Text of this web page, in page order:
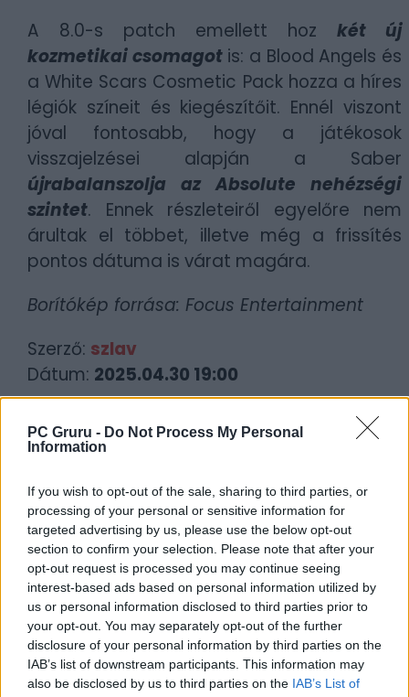
PC Gruru - Do Not Process My Personal
Information
If you wish to opt-out of the sale, sharing to third parties, or
processing of your personal or sensitive information for
targeted advertising by us, please use the below opt-out
section to confirm your selection. Please note that after your
opt-out request is processed you may continue seeing
interest-based ads based on personal information utilized by
us or personal information disclosed to third parties prior to
your opt-out. You may separately opt-out of the further
disclosure of your personal information by third parties on the
IAB’s list of downstream participants. This information may
also be disclosed by us to third parties on the IAB’s List of
A 8.0-s patch emellett hoz két új
kozmetikai csomagotis: a Blood Angels és
a White Scars Cosmetic Pack hozza a híres
légiók színeit és kiegészítőit. Ennél viszont
jóval fontosabb, hogy a játékosok
visszajelzései alapján a Saber
újrabalanszolja az Absolute nehézségi
szintet. Ennek részleteiről egyelőre nem
árultak el többet, illetve még a frissítés
pontos dátuma is várat magára.
Borítókép forrása: Focus Entertainment
Szerző: szlav
Dátum: 2025.04.30 19:00
Csapd be az AI-t! Állítsd be itt, hogy a PC
Guru tartalmairól véletlenül se maradj le
KAPCSOLÓDÓ HÍREK
Hivatalos: Készül a Warhammer 40K:
Space Marine 3
Még sokáig nem kap járókeretet a
Warhammer 40K: Space Marine 2
LEGFRISSEBB VIDEÓNK